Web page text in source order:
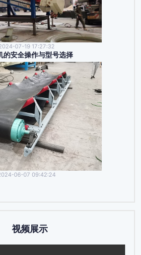
07-19 17:27:32
的安全操作与型号选择
06-07 09:42:24
视频展示